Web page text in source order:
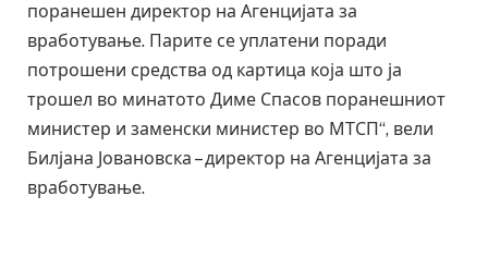
поранешен директор на Агенцијата за
вработување. Парите се уплатени поради
потрошени средства од картица која што ја
трошел во минатото Диме Спасов поранешниот
министер и заменски министер во МТСП“, вели
Билјана Јовановска – директор на Агенцијата за
вработување.